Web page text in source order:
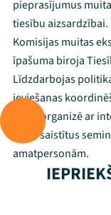
pieprasījumus
tiesību aizsardzībai.
Komisijas muitas
īpašuma biroja
Līdzdarbojas
ieviešanas
valdi, organizē ar
jomu saistītus
amatpersonām.